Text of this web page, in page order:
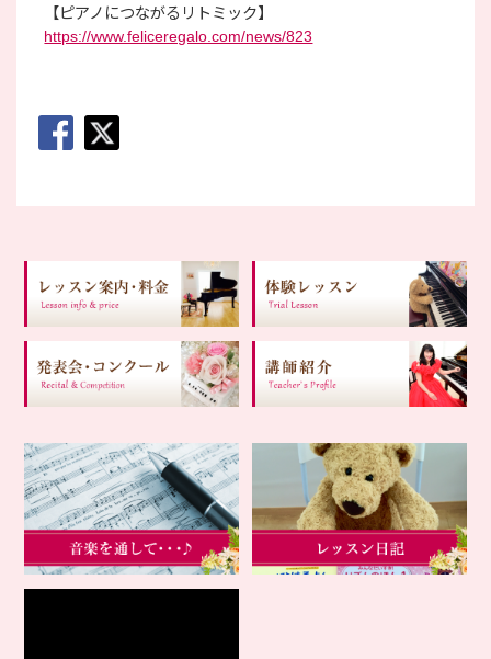
【ピアノにつながるリトミック】
https://www.feliceregalo.com/news/823